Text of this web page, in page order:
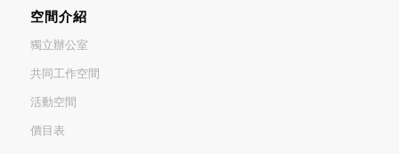
空間介紹
獨立辦公室
共同工作空間
活動空間
價目表